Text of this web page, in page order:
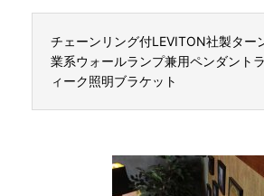
チェーンリング付LEVITON社製ター
業系ウォールランプ兼用ペンダント
ィーク照明ブラケット